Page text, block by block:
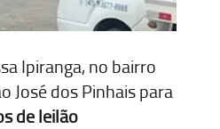
Ipiranga, no bairro
José dos Pinhais para
de leilão